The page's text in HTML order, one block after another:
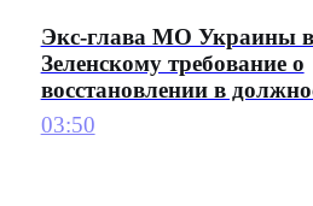
Экс-глава МО Украины
Зеленскому требование о
восстановлении в
03:50